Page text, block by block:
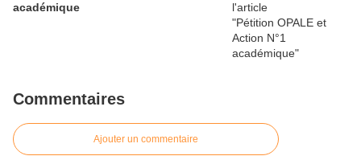
académique
Commentaires
Ajouter un commentaire